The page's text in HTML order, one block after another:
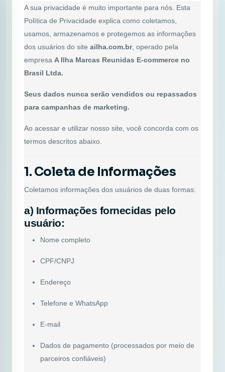
A sua privacidade é muito importante para nós. Esta
Política de Privacidade explica como coletamos,
usamos, armazenamos e protegemos as informações
dos usuários do site ailha.com.br, operado pela
empresa A Ilha Marcas Reunidas E-commerce no
Brasil Ltda.
Seus dados nunca serão vendidos ou repassados
para campanhas de marketing.
Ao acessar e utilizar nosso site, você concorda com os
termos descritos abaixo.
1. Coleta de Informações
Coletamos informações dos usuários de duas formas:
a) Informações fornecidas pelo
usuário:
Nome completo
CPF/CNPJ
Endereço
Telefone e WhatsApp
E-mail
Dados de pagamento (processados por meio de
parceiros confiáveis)